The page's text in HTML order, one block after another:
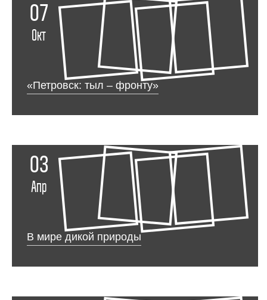
07
Окт
«Петровск: тыл – фронту»
03
Апр
В мире дикой природы